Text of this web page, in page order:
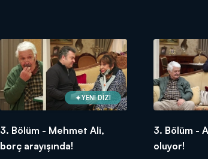
YENİ DİZİ
3. Bölüm - Mehmet Ali,
borç arayışında!
3. Bölüm -
oluyor!